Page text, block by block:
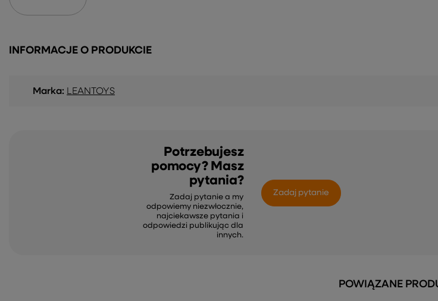
INFORMACJE O PRODUKCIE
Marka: LEANTOYS
Potrzebujesz
pomocy? Masz
pytania?
Zadaj pytanie a my
odpowiemy niezwłocznie,
najciekawsze pytania i
odpowiedzi publikując dla
innych.
Zadaj pytanie
POWIĄZANE